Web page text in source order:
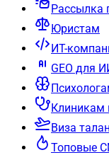
Рассылка
Юристам
ИТ-
GEO для
Клиникам
Виза
Топовые